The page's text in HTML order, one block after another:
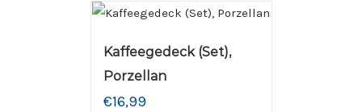
Kaffeegedeck (Set),
Porzellan
€16,99